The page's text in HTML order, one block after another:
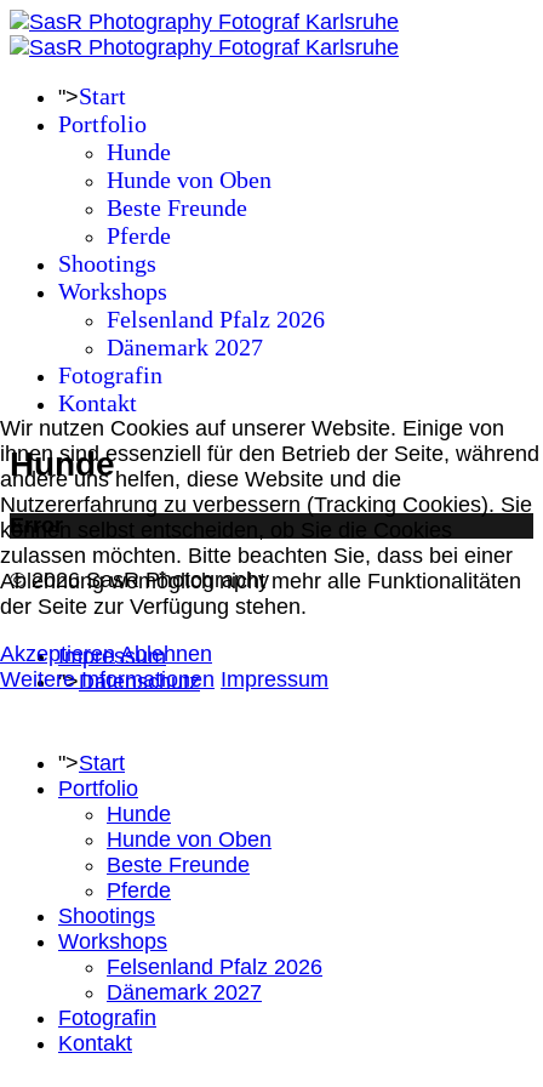
">Start
Portfolio
Hunde
Hunde von Oben
Beste Freunde
Pferde
Shootings
Workshops
Felsenland Pfalz 2026
Dänemark 2027
Fotografin
Kontakt
Hunde
Error
© 2026 SasR Photography
Impressum
">Datenschutz
">Start
Portfolio
Hunde
Hunde von Oben
Beste Freunde
Pferde
Shootings
Workshops
Felsenland Pfalz 2026
Dänemark 2027
Fotografin
Kontakt
Wir nutzen Cookies auf unserer Website. Einige von
ihnen sind essenziell für den Betrieb der Seite, während
andere uns helfen, diese Website und die
Nutzererfahrung zu verbessern (Tracking Cookies). Sie
können selbst entscheiden, ob Sie die Cookies
zulassen möchten. Bitte beachten Sie, dass bei einer
Ablehnung womöglich nicht mehr alle Funktionalitäten
der Seite zur Verfügung stehen.
Akzeptieren Ablehnen
Weitere Informationen Impressum